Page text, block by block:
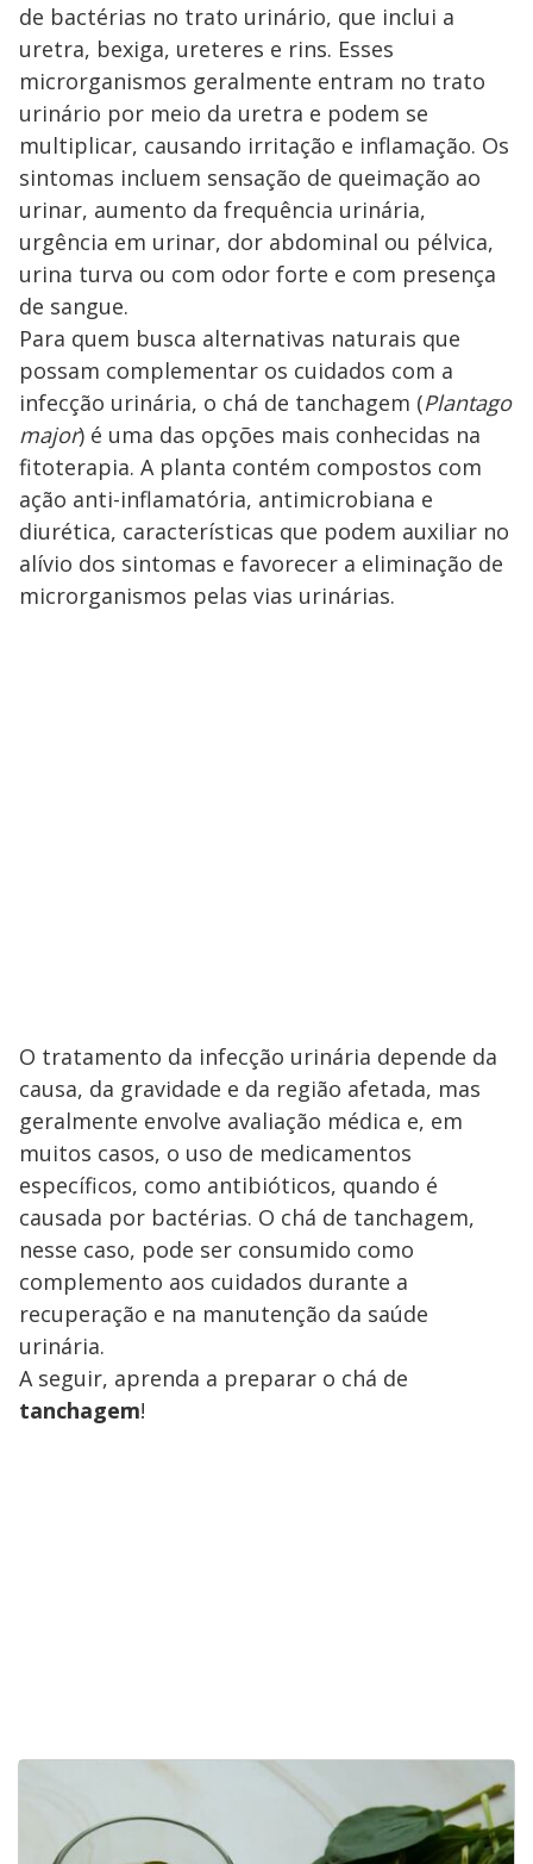
de bactérias no trato urinário, que inclui a
uretra, bexiga, ureteres e rins. Esses
microrganismos geralmente entram no trato
urinário por meio da uretra e podem se
multiplicar, causando irritação e inflamação. Os
sintomas incluem sensação de queimação ao
urinar, aumento da frequência urinária,
urgência em urinar, dor abdominal ou pélvica,
urina turva ou com odor forte e com presença
de sangue.
Para quem busca alternativas naturais que
possam complementar os cuidados com a
infecção urinária, o chá de tanchagem (Plantago
major) é uma das opções mais conhecidas na
fitoterapia. A planta contém compostos com
ação anti-inflamatória, antimicrobiana e
diurética, características que podem auxiliar no
alívio dos sintomas e favorecer a eliminação de
microrganismos pelas vias urinárias.
O tratamento da infecção urinária depende da
causa, da gravidade e da região afetada, mas
geralmente envolve avaliação médica e, em
muitos casos, o uso de medicamentos
específicos, como antibióticos, quando é
causada por bactérias. O chá de tanchagem,
nesse caso, pode ser consumido como
complemento aos cuidados durante a
recuperação e na manutenção da saúde
urinária.
A seguir, aprenda a preparar o chá de
tanchagem!